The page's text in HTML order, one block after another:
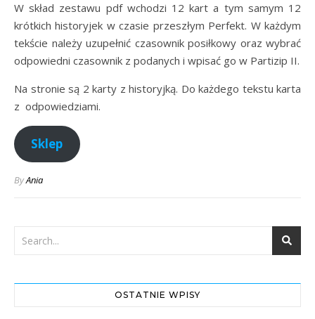
W skład zestawu pdf wchodzi 12 kart a tym samym 12
krótkich historyjek w czasie przeszłym Perfekt. W każdym
tekście należy uzupełnić czasownik posiłkowy oraz wybrać
odpowiedni czasownik z podanych i wpisać go w Partizip II.
Na stronie są 2 karty z historyjką. Do każdego tekstu karta
z odpowiedziami.
Sklep
ByAnia
OSTATNIE WPISY